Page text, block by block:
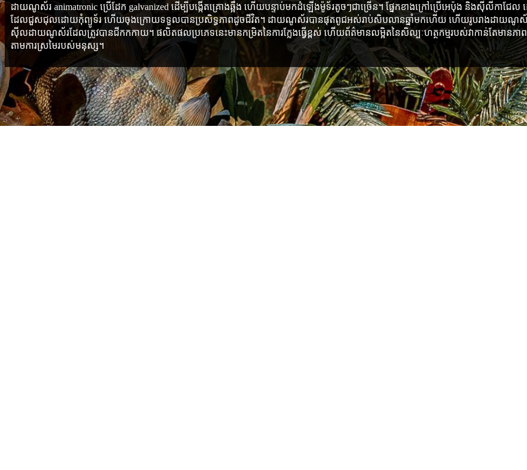
ដាយណូស័រ animatronic ប្រើដែក galvanized ដើម្បីបង្កើតគ្រោងឆ្អឹង ហើយបន្ទាប់មកដំឡើងម៉ូទ័រតូចៗជាច្រើន។ ផ្នែកខាងក្រៅប្រើអេប៉ុង និងស៊ីលីកាជែល
ដែលជួសជុលដោយកុំព្យូទ័រ ហើយចុងក្រោយទទួលបានប្រសិទ្ធភាពដូចជីវិត។ ដាយណូស័របានផុតពូជអស់រាប់សិបលានឆ្នាំមកហើយ ហើយរូបរាងដាយណូស័រសព្វ
ស៊ីលដាយណូស័រដែលត្រូវបានជីកកកាយ។ ផលិតផលប្រភេទនេះមានកម្រិតនៃការក្លែងធ្វើខ្ពស់ ហើយព័ត៌មានលម្អិតនៃសិល្បៈហត្ថកម្មរបស់វាកាន់តែមាន
តាមការស្រមៃរបស់មនុស្ស។